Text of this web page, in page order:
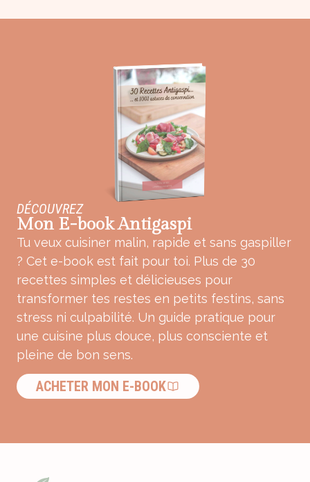
DÉCOUVREZ
Mon E-book Antigaspi
Tu veux cuisiner malin, rapide et sans gaspiller
? Cet e-book est fait pour toi. Plus de 30
recettes simples et délicieuses pour
transformer tes restes en petits festins, sans
stress ni culpabilité. Un guide pratique pour
une cuisine plus douce, plus consciente et
pleine de bon sens.
ACHETER MON E-BOOK